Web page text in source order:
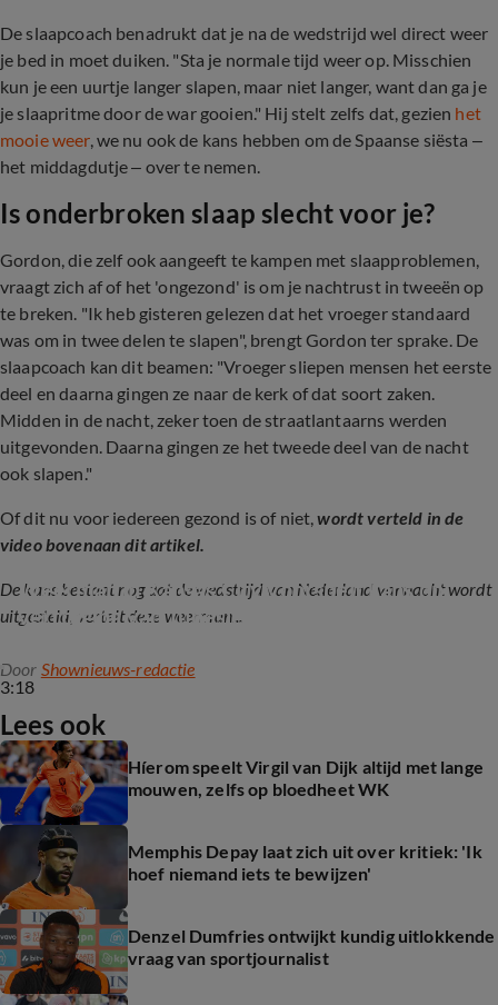
De slaapcoach benadrukt dat je na de wedstrijd wel direct weer
je bed in moet duiken. "Sta je normale tijd weer op. Misschien
kun je een uurtje langer slapen, maar niet langer, want dan ga je
je slaapritme door de war gooien." Hij stelt zelfs dat, gezien het
mooie weer, we nu ook de kans hebben om de Spaanse siësta –
het middagdutje – over te nemen.
Is onderbroken slaap slecht voor je?
Gordon, die zelf ook aangeeft te kampen met slaapproblemen,
vraagt zich af of het 'ongezond' is om je nachtrust in tweeën op
te breken. "Ik heb gisteren gelezen dat het vroeger standaard
was om in twee delen te slapen", brengt Gordon ter sprake. De
slaapcoach kan dit beamen: "Vroeger sliepen mensen het eerste
deel en daarna gingen ze naar de kerk of dat soort zaken.
Midden in de nacht, zeker toen de straatlantaarns werden
uitgevonden. Daarna gingen ze het tweede deel van de nacht
ook slapen."
Of dit nu voor iedereen gezond is of niet,wordt verteld in de
video bovenaan dit artikel.
De kans bestaat nog dat de wedstrijd van Nederland vannacht wordt
uitgesteld, vertelt deze weerman...
3:18
Weerman in Kansas City voorspelt kans op
vertraging van Tunesië-Nederland door
Door Shownieuws-redactie
Lees ook
Híerom speelt Virgil van Dijk altijd met lange
mouwen, zelfs op bloedheet WK
Memphis Depay laat zich uit over kritiek: 'Ik
hoef niemand iets te bewijzen'
Denzel Dumfries ontwijkt kundig uitlokkende
vraag van sportjournalist